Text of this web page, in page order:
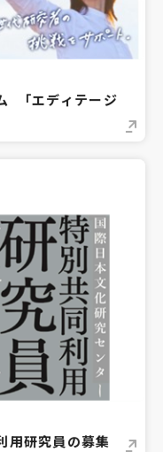
「エディテージ
用研究員の募集